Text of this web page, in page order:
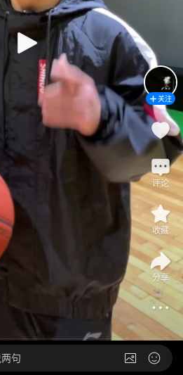
关注
评论
收藏
分享
句